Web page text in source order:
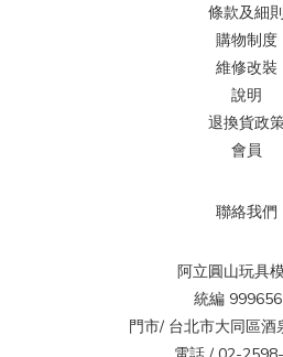
條款及細則
購物制度
維修改裝
說明
退換貨政
會員
聯絡我們
阿立圓山玩具
統編
門市/ 台北市大同區酒